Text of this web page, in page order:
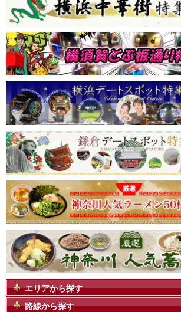
エリアから探す
路線から探す